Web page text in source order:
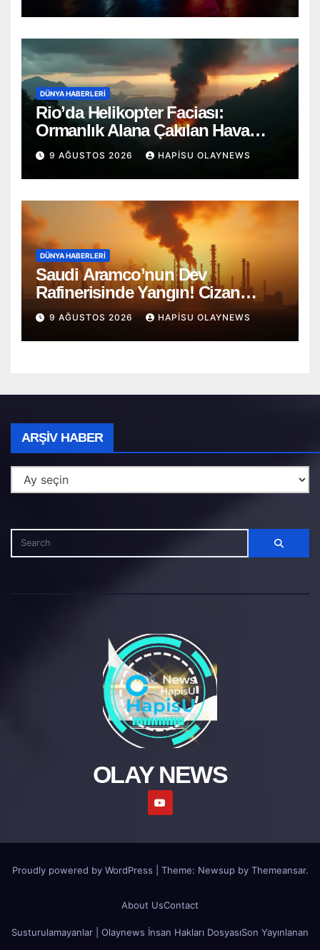
DÜNYA HABERLERI
Rio’da Helikopter Faciası:
Ormanlık Alana Çakılan Hava
Aracında 4 Ölü
9 AĞUSTOS 2026 HAPISU OLAYNEWS
DÜNYA HABERLERI
Saudi Aramco’nun Dev
Rafinerisinde Yangın! Cizan
Bölgesi Alarmda
9 AĞUSTOS 2026 HAPISU OLAYNEWS
ARŞIV HABER
Haber
OLAY NEWS
Proudly powered by WordPress Theme: Newsup by Themeansar.
About UsContact
Susturulamayanlar | Olaynews İnsan Hakları DosyasıSon Yayınlanan